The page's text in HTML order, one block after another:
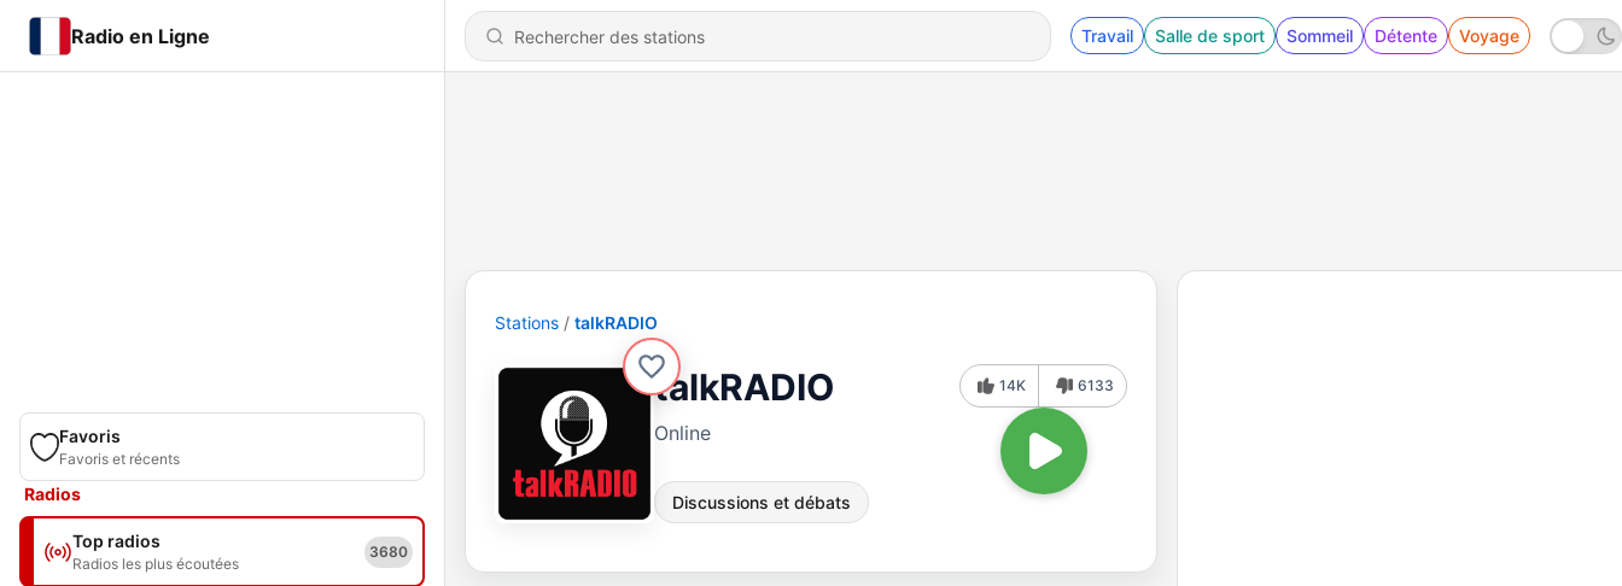
Radio en Ligne Travail Salle de sport Sommeil Détente Voyage
Favoris
Favoris et récents
Radios
Top radios
Radios les plus écoutées
3680
Stations talkRADIO
talkRADIO
Online
Discussions et débats
14K 6133